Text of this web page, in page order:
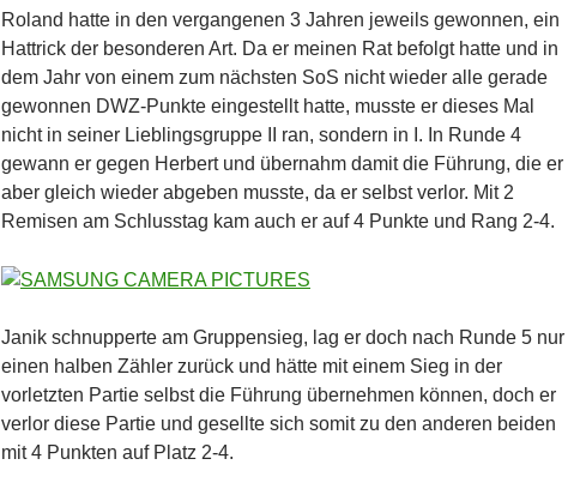
Roland hatte in den vergangenen 3 Jahren jeweils gewonnen, ein
Hattrick der besonderen Art. Da er meinen Rat befolgt hatte und in
dem Jahr von einem zum nächsten SoS nicht wieder alle gerade
gewonnen DWZ-Punkte eingestellt hatte, musste er dieses Mal
nicht in seiner Lieblingsgruppe II ran, sondern in I. In Runde 4
gewann er gegen Herbert und übernahm damit die Führung, die er
aber gleich wieder abgeben musste, da er selbst verlor. Mit 2
Remisen am Schlusstag kam auch er auf 4 Punkte und Rang 2-4.
Janik schnupperte am Gruppensieg, lag er doch nach Runde 5 nur
einen halben Zähler zurück und hätte mit einem Sieg in der
vorletzten Partie selbst die Führung übernehmen können, doch er
verlor diese Partie und gesellte sich somit zu den anderen beiden
mit 4 Punkten auf Platz 2-4.